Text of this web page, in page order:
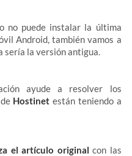
no puede instalar la última
Android, también vamos a
sería la versión antigua.
ayude a resolver los
Hostinet están teniendo a
el artículo original con las